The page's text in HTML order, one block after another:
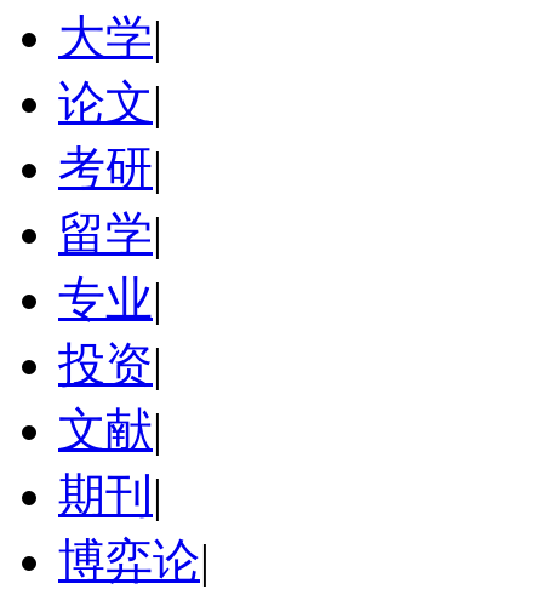
大学|
论文|
考研|
留学|
专业|
投资|
文献|
期刊 |
博弈论|